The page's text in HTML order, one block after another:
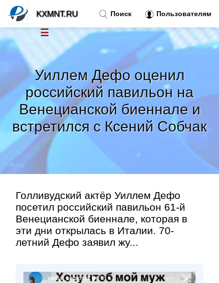
Уиллем Дефо оценил
российский павильон на
Венецианской биеннале и
встретился с Ксений Собчак
Голливудский актёр Уиллем Дефо
посетил российский павильон 61-й
Венецианской биеннале, которая в
эти дни открылась в Италии. 70-
летний Дефо заявил жу...
Поиск Пользователям
KXMNT.RU
☰
Тренды новостей»
Рубрики»
Правила »